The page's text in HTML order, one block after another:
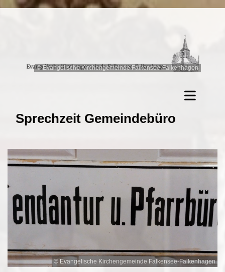
© Evangelische Kirchengemeinde Falkensee-Falkenhagen
Sprechzeit Gemeindebüro
© Evangelische Kirchengemeinde Falkensee-Falkenhagen